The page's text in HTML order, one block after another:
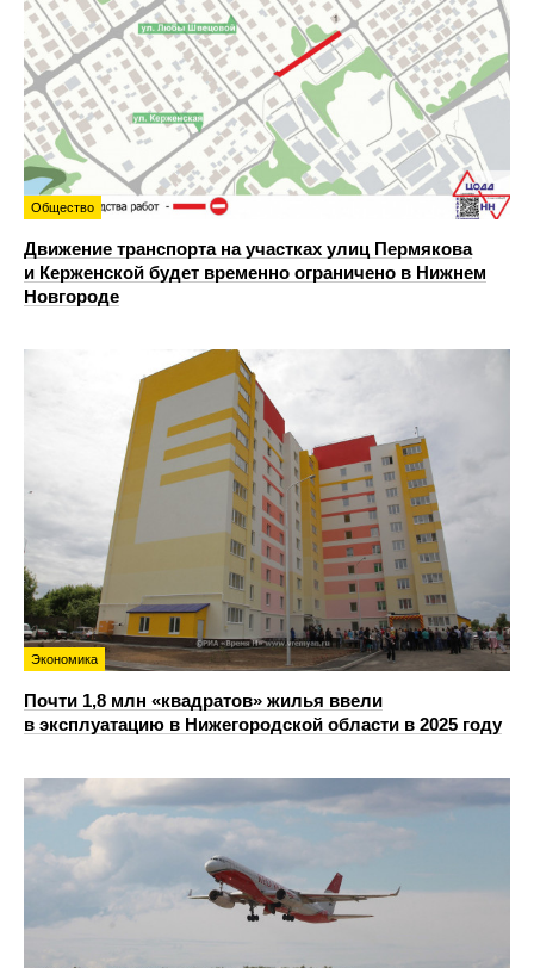
Общество
Движение транспорта на участках улиц Пермякова
и Керженской будет временно ограничено в Нижнем
Новгороде
Экономика
Почти 1,8 млн «квадратов» жилья ввели
в эксплуатацию в Нижегородской области в 2025 году